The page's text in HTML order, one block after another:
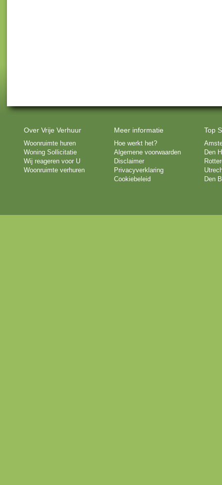
Over Vrije Verhuur
Woonruimte huren
Woning Sollicitatie
Wij reageren voor U
Woonruimte verhuren
Meer informatie
Hoe werkt het?
Algemene voorwaarden
Disclaimer
Privacyverklaring
Cookiebeleid
Top
Den
Den